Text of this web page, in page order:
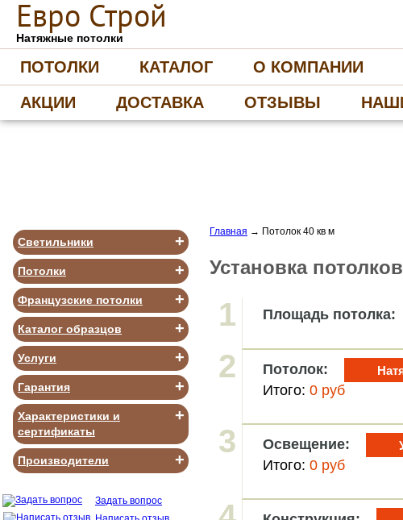
Евро Строй
Натяжные потолки
ПОТОЛКИ КАТАЛОГ О КОМПАНИИ
АКЦИИ
ДОСТАВКА ОТЗЫВЫ
Светильники +
Потолки +
Французские потолки +
Каталог образцов +
Услуги +
Гарантия +
Характеристики и
сертификаты
+
Производители +
Задать вопрос
Главная → Потолок 40 кв м
Установка
1 Площадь потолка:
2 Потолок:
Итого: 0 руб
3 Освещение:
Итого: 0 руб